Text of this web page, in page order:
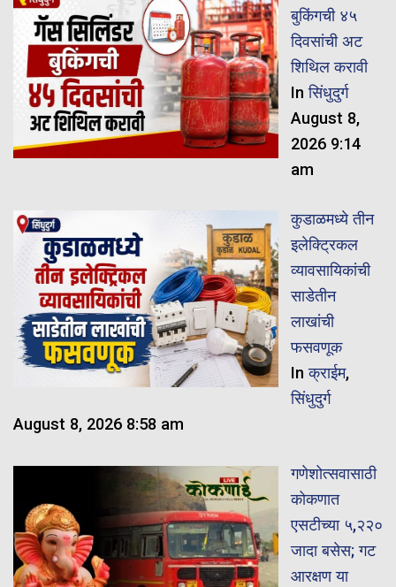
बुकिंगची ४५
दिवसांची अट
शिथिल करावी
Inसिंधुदुर्ग
August 8,
2026 9:14
am
कुडाळमध्ये तीन
इलेक्ट्रिकल
व्यावसायिकांची
साडेतीन
लाखांची
फसवणूक
Inक्राईम,
सिंधुदुर्ग
August 8, 2026 8:58 am
गणेशोत्सवासाठी
कोकणात
एसटीच्या ५,२२०
जादा बसेस; गट
आरक्षण या